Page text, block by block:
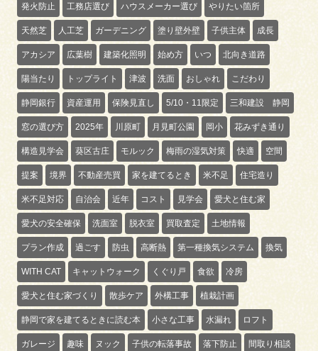
発火防止 工務店選び ハウスメーカー選び やりたい箇所
天然芝 人工芝 ガーデニング 塗り壁外壁 子供主体 成長
アカシア 広葉樹 建築化照明 始め方 いつ 北向き道路
陽当たり トップライト 津波 洗面 おしゃれ こだわり
静岡銀行 資産運用 保険見直し 5/10・11限定 三和建設 静岡
窓の選び方 2025年 川原町 月見町公園 岡小 花みずき通り
構造見学会 葵区古庄 モルック 梅雨の湿気対策 快適 空間
提案 境界 不動産売買 家を建てるとき 米不足 住宅造り
米不足対応 自治会 近年 コスト 見学会 愛犬と住む家
愛犬の安全確保 洗面室 脱衣室 買取査定 土地情報
プラン作成 過ごす 防虫 高断熱 第一種換気システム 換気
WITH CAT キャットウォーク くぐり戸 食欲 冷房
愛犬と住む家づくり 散歩ケア 外構工事 植栽計画
静岡で家を建てるときに読む本 小さな工事 水漏れ ロフト
ガレージ 趣味 ヌック 子供の転落事故 落下防止 間取り相談